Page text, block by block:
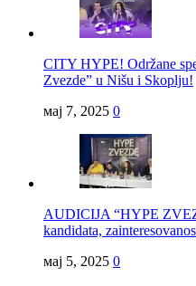
CITY HYPE! Održane
Zvezde” u Nišu i Skoplju!
мај 7, 2025 0
AUDICIJA “HYPE
kandidata,
мај 5, 2025 0